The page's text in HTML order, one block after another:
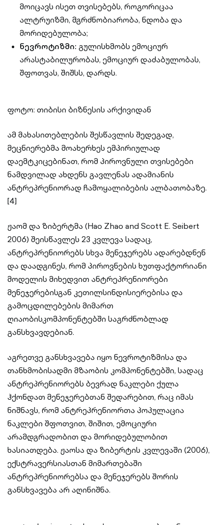
მოიცავს ისეთ თვისებებს, როგორიცაა
ალტრუიზმი, მგრძნობიარობა, ნდობა და
მორიდებულობა;
ნევროტიზმი: გულისხმობს ემოციურ
არასტაბილურობას, ემოციურ დაძაბულობას,
შფოთვას, შიშსს, დარდს.
ფოტო: თიბისი ბიზნესის არქივიდან
ამ მახასითებლების შესწავლის შედეგად,
მეცნიერებმა მოახერხეს ემპირიულად
დაემტკიცებინათ, რომ პიროვნული თვისებები
ნამდვილად ახდენს გავლენას ადამიანის
ანტრეპრენიორად ჩამოყალიბების ალბათობაზე.
[4]
ჟაომ და ზიბერტმა (Hao Zhao and Scott E. Seibert
2006) შეისწავლეს 23 კვლევა სადაც,
ანტრეპრენიორებს სხვა მენეჯერებს ადარებდნენ
და დაადგინეს, რომ პიროვნების ხუთფაქტორიანი
მოდელის მიხედვით ანტრეპრენიორები
მენეჯერებისგან კეთილსინდისიერებისა და
გამოცდილებების მიმართ
ღიაობისკომპონენტებში საგრძნობლად
განსხვავდებიან.
აგრეთვე განსხვავება იყო ნევროტიზმისა და
თანხმობისადმი მზაობის კომპონენტებში, სადაც
ანტრეპრენიორებს ბევრად ნაკლები ქულა
ჰქონდათ მენეჯერებთან შედარებით, რაც იმას
ნიშნავს, რომ ანტრეპრენიორთა პოპულაცია
ნაკლები შფოთვით, შიშით, ემოციური
არამდგრადობით და მორიდებულობით
ხასიათდება. ჟაოსა და ზიბერტის კვლევაში (2006),
ექსტრავერსიასთან მიმართებაში
ანტრეპრენიორებსა და მენეჯერებს შორის
განსხვავება არ აღინიშნა.